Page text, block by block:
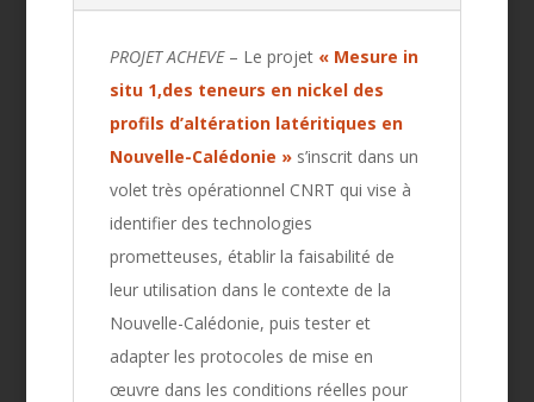
PROJET ACHEVE– Le projet « Mesure in
situ 1,des teneurs en nickel des
profils d’altération latéritiques en
Nouvelle-Calédonie » s’inscrit dans un
volet très opérationnel CNRT qui vise à
identifier des technologies
prometteuses, établir la faisabilité de
leur utilisation dans le contexte de la
Nouvelle-Calédonie, puis tester et
adapter les protocoles de mise en
œuvre dans les conditions réelles pour